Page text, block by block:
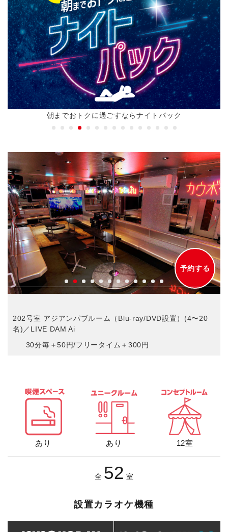
朝までおトクに過ごすならナイトパック
予約する
202号室 アジアンパブルーム（Blu-ray/DVD設置）(4〜20
名)／LIVE DAM Ai
30分毎＋50円/フリータイム＋300円
あり あり 12室
全 52 室
設置カラオケ機種